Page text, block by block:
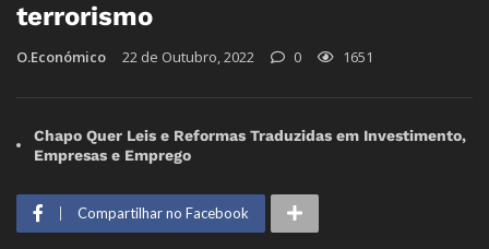
terrorismo
O.Económico 22 de Outubro, 2022 0 1651
Chapo Quer Leis e Reformas Traduzidas em Investimento,
Empresas e Emprego
Compartilhar no Facebook